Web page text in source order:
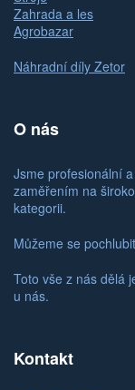
Zahrada a les
Agrobazar
Náhradní díly Zetor
O nás
Jsme profesionální
zaměřením na
kategorii.
Můžeme se
Toto vše z nás dělá
u nás.
Kontakt